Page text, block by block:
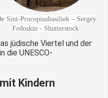
Sint-Procopiusbasiliek – Sergey
Fedoskin - Shutterstock
jüdische Viertel und der
die UNESCO-
Kindern